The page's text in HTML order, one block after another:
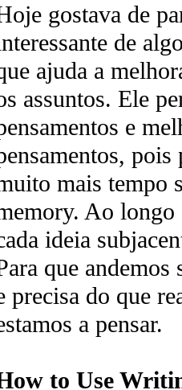
gostava de
de
ajuda a
assuntos. Ele
e
mais tempo
Ao longo
ideia
que
precisa do que
a pensar.
to Use